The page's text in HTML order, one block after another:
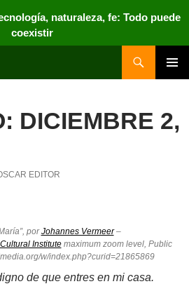
naturaleza, fe: Todo puede
coexistir
DICIEMBRE 2,
EDITOR
porJohannes Vermeer–
Institutemaximum zoom level, Public
w/index.php?curid=21865869
de que entres en mi casa.